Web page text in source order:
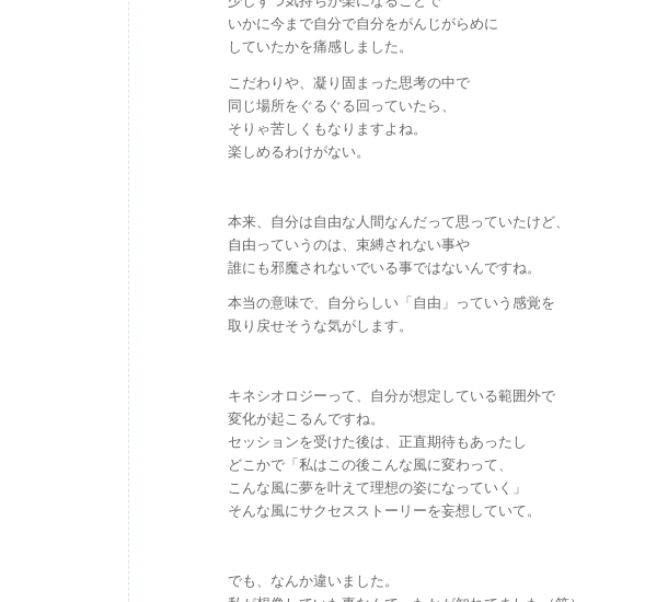
いかに今まで自分で自分をがんじがらめに
していたかを痛感しました。
こだわりや、凝り固まった思考の中で
同じ場所をぐるぐる回っていたら、
そりゃ苦しくもなりますよね。
楽しめるわけがない。
本来、自分は自由な人間なんだって思っていたけど、
自由っていうのは、束縛されない事や
誰にも邪魔されないでいる事ではないんですね。
本当の意味で、自分らしい「自由」っていう感覚を
取り戻せそうな気がします。
キネシオロジーって、自分が想定している範囲外で
変化が起こるんですね。
セッションを受けた後は、正直期待もあったし
どこかで「私はこの後こんな風に変わって、
こんな風に夢を叶えて理想の姿になっていく」
そんな風にサクセスストーリーを妄想していて。
でも、なんか違いました。